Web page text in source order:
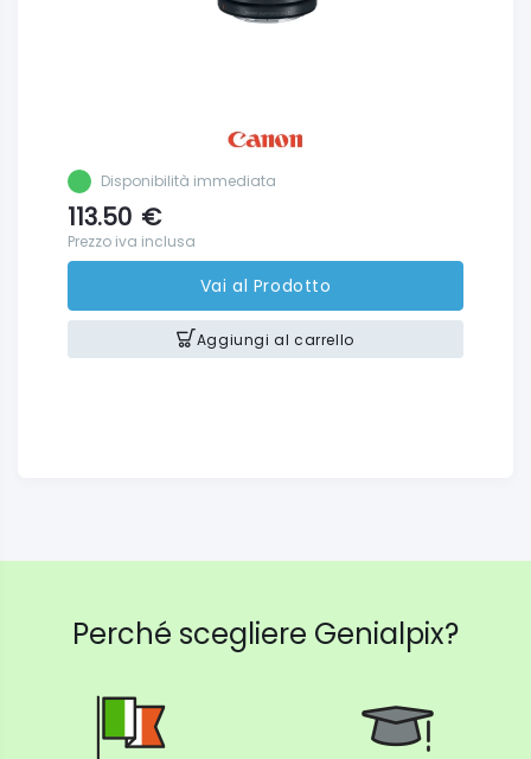
Disponibilità immediata
113.50 €
Prezzo iva inclusa
Vai al Prodotto
Aggiungi al carrello
Perché scegliere Genialpix?